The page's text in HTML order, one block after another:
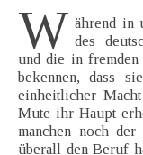
W ährend in
des
und die in fremden
bekennen, dass
einheitlicher
Mute ihr Haupt
manchen noch
überall den Beruf